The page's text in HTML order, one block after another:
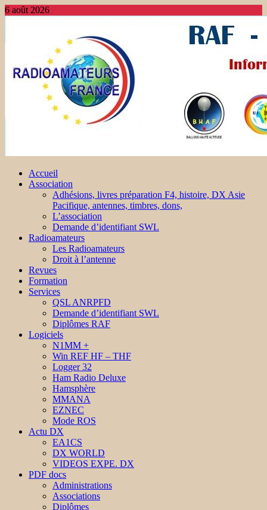
6 août 2026
Accueil
Association
Adhésions, livres préparation F4, histoire, DX Asie
Pacifique, antennes, timbres, dons,
L’association
Demande d’identifiant SWL
Radioamateurs
Les Radioamateurs
Droit à l’antenne
Revues
Formation
Services
QSL ANRPFD
Demande d’identifiant SWL
Diplômes RAF
Logiciels
N1MM +
Win REF HF – THF
Logger 32
Ham Radio Deluxe
Hamsphère
MMANA
EZNEC
Mode ROS
Actu DX
EA1CS
DX WORLD
VIDEOS EXPE. DX
PDF docs
Administrations
Associations
Diplômes